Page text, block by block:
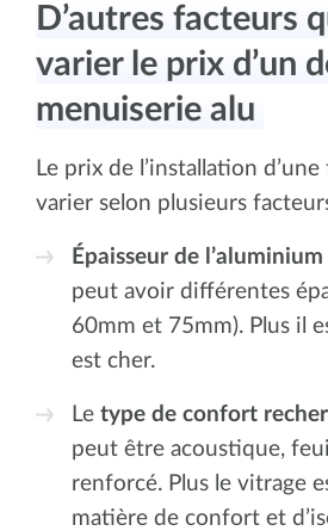
D’autres facteurs
varier le prix d’un
menuiserie alu
Le prix de l’installation
varier selon plusieurs
Épaisseur de l’aluminium
peut avoir différentes
60mm et 75mm). Plus il
est cher.
Le type de confort
peut être acoustique,
renforcé. Plus le vitrage
matière de confort et